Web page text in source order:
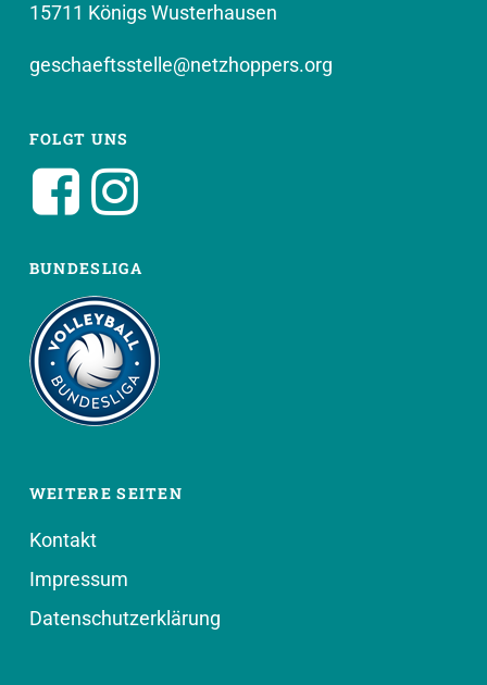
15711 Königs Wusterhausen
geschaeftsstelle@netzhoppers.org
FOLGT UNS
BUNDESLIGA
WEITERE SEITEN
Kontakt
Impressum
Datenschutzerklärung